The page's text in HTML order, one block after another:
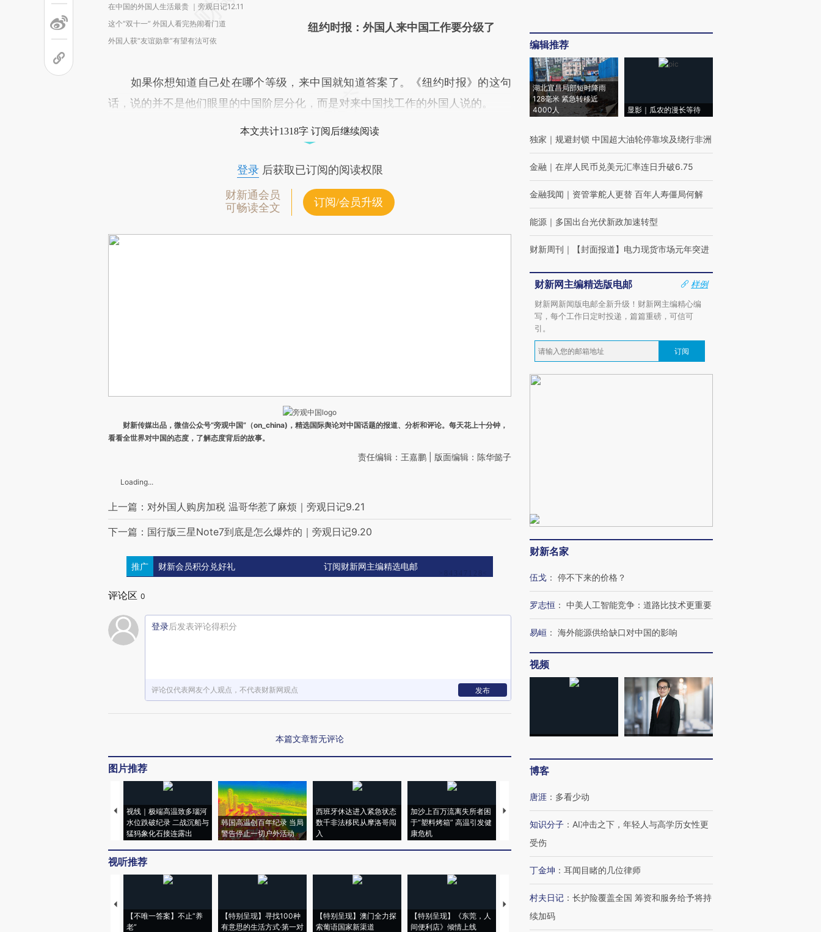
在中国的外国人生活最贵 ｜旁观日记12.11
这个“双十一” 外国人看完热闹看门道
外国人获“友谊勋章”有望有法可依
纽约时报：外国人来中国工作要分级了
如果你想知道自己处在哪个等级，来中国就知道答案了。《纽约时报》的这句
话，说的并不是他们眼里的中国阶层分化，而是对来中国找工作的外国人说的。
本文共计1318字 订阅后继续阅读
登录后获取已订阅的阅读权限
财新通会员
可畅读全文
订阅/会员升级
财新传媒出品，微信公众号“旁观中国”（on_china)，精选国际舆论对中国话题的报道、分析和评论。每天花上十分钟，
看看全世界对中国的态度，了解态度背后的故事。
责任编辑：王嘉鹏 | 版面编辑：陈华懿子
Loading...
上一篇：对外国人购房加税 温哥华惹了麻烦｜旁观日记9.21
下一篇：国行版三星Note7到底是怎么爆炸的｜旁观日记9.20
推广 财新会员积分兑好礼 订阅财新网主编精选电邮
评论区 0
登录后发表评论得积分
评论仅代表网友个人观点，不代表财新网观点 发布
本篇文章暂无评论
图片推荐
视线｜极端高温致多瑙河
水位跌破纪录 二战沉船与
猛犸象化石接连露出
韩国高温创百年纪录 当局
警告停止一切户外活动
西班牙休达进入紧急状态
数千非法移民从摩洛哥闯
入
加沙上百万流离失所者困
于“塑料烤箱” 高温引发健
康危机
视线｜HYROX的吸金
术：是什么让中产们甘
马航飞行员跨国走私7万
粒摇头丸 尿检体内含3种
视线｜被称为“蟑螂”的印
度Z世代 用街头抗争将教
视听推荐
【不唯一答案】不止“养
老”
【特别呈现】寻找100种
有意思的生活方式·第一对
【特别呈现】澳门全力探
索葡语国家新渠道
【特别呈现】《东莞，人
间便利店》倾情上线
【推广】走进第四届链博
会，让数智科技“链”接产
【商旅对话】华住集团
编辑推荐
湖北宜昌局部短时降雨
128毫米 紧急转移近
4000人
显影｜瓜农的漫长等待
独家 ｜ 规避封锁 中国超大油轮停靠埃及绕行非洲
金融 ｜ 在岸人民币兑美元汇率连日升破6.75
金融我闻 ｜ 资管掌舵人更替 百年人寿僵局何解
能源 ｜ 多国出台光伏新政加速转型
财新周刊 ｜ 【封面报道】电力现货市场元年突进
财新网主编精选版电邮
样例
财新网新闻版电邮全新升级！财新网主编精心编
写，每个工作日定时投递，篇篇重磅，可信可
引。
订阅
财新名家
伍戈 ： 停不下来的价格？
罗志恒 ： 中美人工智能竞争：道路比技术更重要
易峘 ： 海外能源供给缺口对中国的影响
视频
博客
唐涯 ： 多看少动
知识分子 ： AI冲击之下，年轻人与高学历女性更
受伤
丁金坤 ： 耳闻目睹的几位律师
村夫日记 ： 长护险覆盖全国 筹资和服务给予将持
续加码